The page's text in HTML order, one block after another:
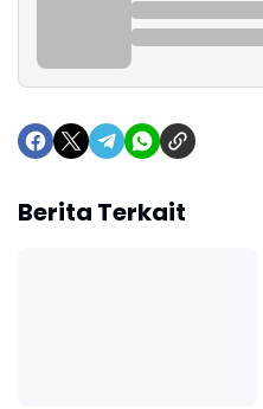
Berita Terkait